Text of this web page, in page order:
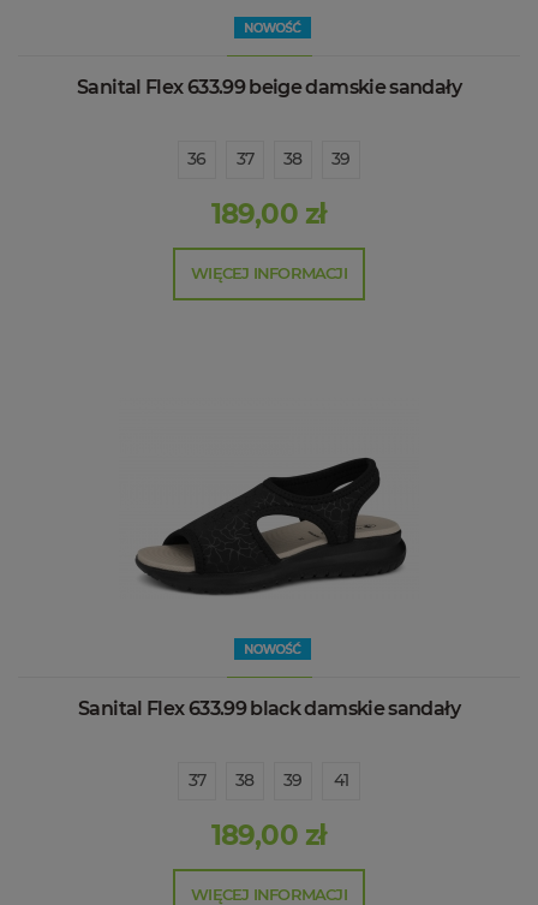
Sanital Flex 633.99 beige damskie sandały
36 37 38 39
189,00 zł
WIĘCEJ INFORMACJI
Sanital Flex 633.99 black damskie sandały
37 38 39 41
189,00 zł
WIĘCEJ INFORMACJI